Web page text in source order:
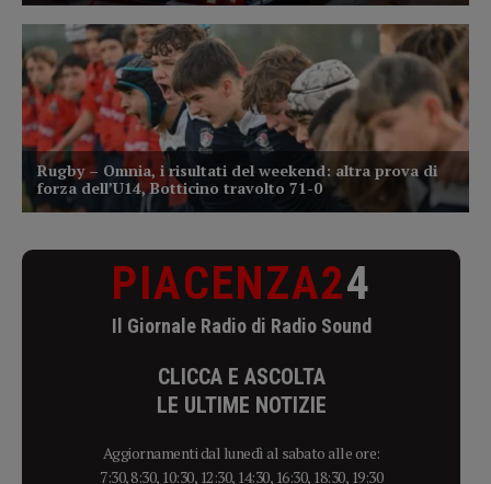
PIACENZA24
Il Giornale Radio di Radio Sound
CLICCA E ASCOLTA
LE ULTIME NOTIZIE
Aggiornamenti dal lunedì al sabato alle ore:
7:30, 8:30, 10:30, 12:30, 14:30, 16:30, 18:30, 19:30